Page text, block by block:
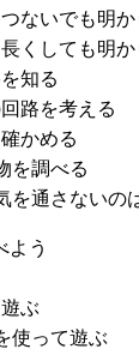
ないでも明か
くしても明か
知る
路を考える
かめる
を調べる
通さないの
う
ぶ
使って遊ぶ